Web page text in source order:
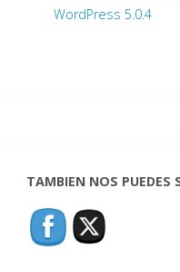
WordPress 5.0.4
TAMBIEN NOS PUEDES